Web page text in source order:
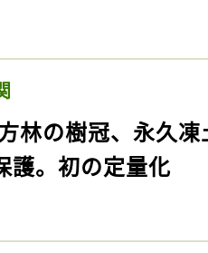
方林の樹冠、永久
護。初の定量化